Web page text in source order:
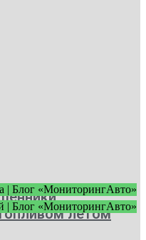
| Блог «МониторингАвто»
| Блог «МониторингАвто»
летом